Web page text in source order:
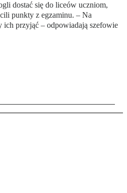
dostać się do liceów uczniom,
punkty z egzaminu. – Na
ich przyjąć – odpowiadają szefowie